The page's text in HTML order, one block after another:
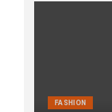
FASHION